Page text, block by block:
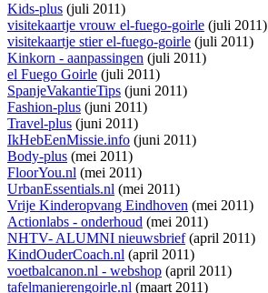
Kids-plus (juli 2011)
visitekaartje vrouw el-fuego-goirle (juli 2011)
visitekaartje stier el-fuego-goirle (juli 2011)
Kinkorn - aanpassingen (juli 2011)
el Fuego Goirle (juli 2011)
SpanjeVakantieTips (juni 2011)
Fashion-plus (juni 2011)
Travel-plus (juni 2011)
IkHebEenMissie.info (juni 2011)
Body-plus (mei 2011)
FloorYou.nl (mei 2011)
UrbanEssentials.nl (mei 2011)
Vrije Kinderopvang Eindhoven (mei 2011)
Actionlabs - onderhoud (mei 2011)
NHTV- ALUMNI nieuwsbrief(april 2011)
KindOuderCoach.nl (april 2011)
voetbalcanon.nl - webshop (april 2011)
tafelmanierengoirle.nl (maart 2011)